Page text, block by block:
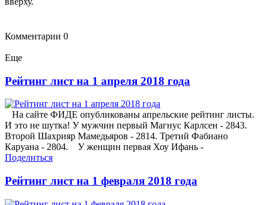
Комментарии 0
Еще
Рейтинг лист на 1 апреля 2018 года
На сайте ФИДЕ опубликованы апрельские рейтинг листы.
И это не шутка! У мужчин первый Магнус Карлсен - 2843.
Второй Шахрияр Мамедьяров - 2814. Третий Фабиано
Каруана - 2804. У женщин первая Хоу Ифань -
Поделиться
Рейтинг лист на 1 февраля 2018 года